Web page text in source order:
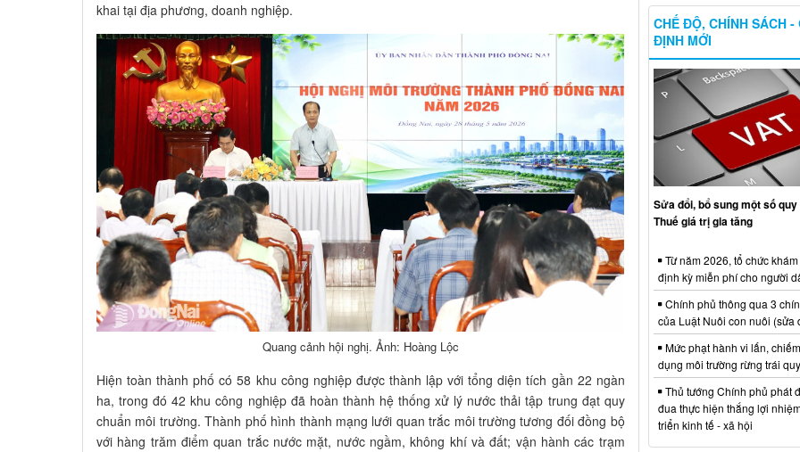
khai tại địa phương, doanh nghiệp.
Quang cảnh hội nghị. Ảnh: Hoàng Lộc
Hiện toàn thành phố có 58 khu công nghiệp được thành lập với tổng diện tích gần 22 ngàn
ha, trong đó 42 khu công nghiệp đã hoàn thành hệ thống xử lý nước thải tập trung đạt quy
chuẩn môi trường. Thành phố hình thành mạng lưới quan trắc môi trường tương đối đồng bộ
với hàng trăm điểm quan trắc nước mặt, nước ngầm, không khí và đất; vận hành các trạm
CHẾ ĐỘ, CHÍNH SÁCH -
ĐỊNH MỚI
Sửa đổi, bổ sung một số
Thuế giá trị gia tăng
Từ năm 2026, tổ chức
định kỳ miễn phí cho người
Chính phủ thông qua 3
của Luật Nuôi con nuôi (sửa
Mức phạt hành vi lấn,
dụng môi trường rừng trái
Thủ tướng Chính phủ phát
đua thực hiện thắng lợi
triển kinh tế - xã hội